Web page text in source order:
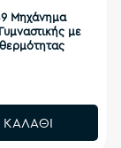
Μηχάνημα
με
ΚΑΛΆΘΙ